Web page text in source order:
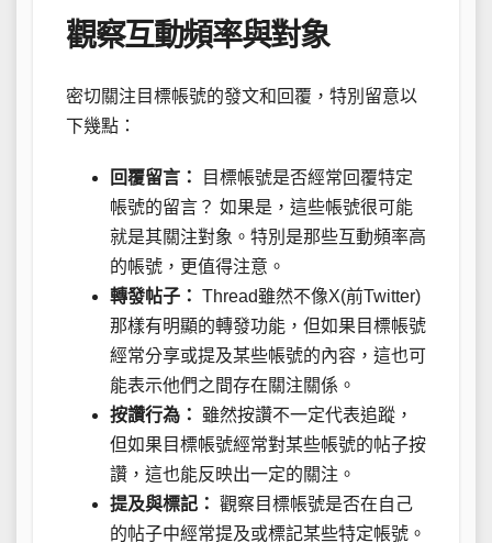
觀察互動頻率與對象
密切關注目標帳號的發文和回覆，特別留意以
下幾點：
回覆留言：
目標帳號是否經常回覆特定
帳號的留言？ 如果是，這些帳號很可能
就是其關注對象。特別是那些互動頻率高
的帳號，更值得注意。
轉發帖子： Thread雖然不像X(前Twitter)
那樣有明顯的轉發功能，但如果目標帳號
經常分享或提及某些帳號的內容，這也可
能表示他們之間存在關注關係。
按讚行為：
雖然按讚不一定代表追蹤，
但如果目標帳號經常對某些帳號的帖子按
讚，這也能反映出一定的關注。
提及與標記： 觀察目標帳號是否在自己
的帖子中經常提及或標記某些特定帳號。